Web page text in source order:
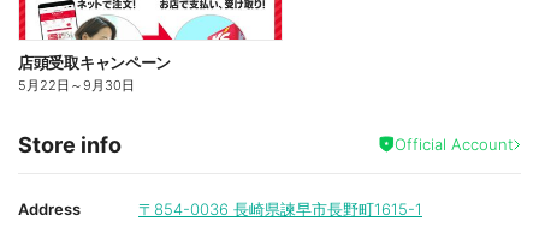
店頭受取キャンペーン
5月22日 ～9月30日
Store info Official Account
Address 〒854-0036 長崎県諫早市長野町1615-1